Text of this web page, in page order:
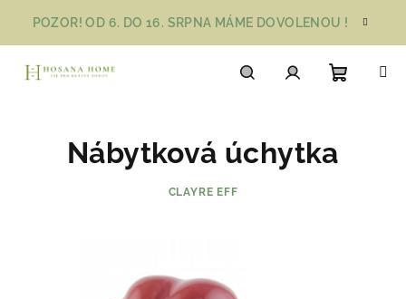
obsah
POZOR! OD 6. DO 16. SRPNA MÁME DOVOLENOU !
košík
Nábytková úchytka
CLAYRE EFF